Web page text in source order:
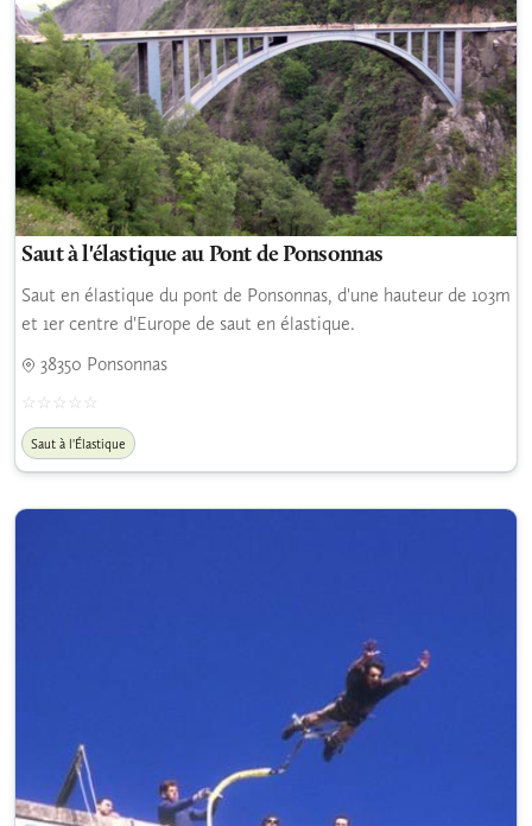
Saut à l'élastique au Pont de Ponsonnas
Saut en élastique du pont de Ponsonnas, d'une hauteur de 103m
et 1er centre d'Europe de saut en élastique.
38350 Ponsonnas
Saut à l'Élastique